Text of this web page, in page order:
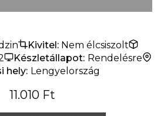
Kivitel: Nem élcsiszolt
Készletállapot: Rendelésre
hely: Lengyelország
11.010 Ft